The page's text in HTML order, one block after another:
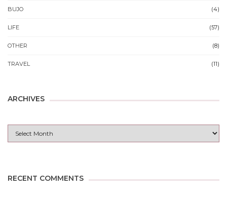
BUJO (4)
LIFE (57)
OTHER (8)
TRAVEL (11)
ARCHIVES
RECENT COMMENTS